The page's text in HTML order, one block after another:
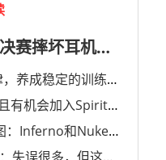
NiKo因IEM科隆Major决赛摔坏耳机遭到ESL罚款一千美元
m0NESY：希望自己能够自律，养成稳定的训练习惯
m0NESY：如果Falcons解散且有机会加入Spirit，我会去加盟的
科隆Major C4安放点位热力图：Inferno和Nuke最为多变